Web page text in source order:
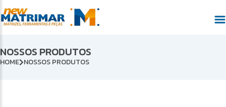
NOSSOS PRODUTOS
HOME NOSSOS PRODUTOS